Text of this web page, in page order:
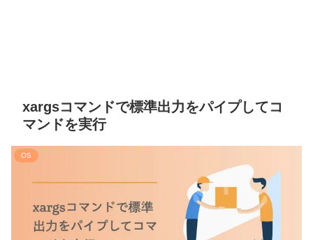
xargsコマンドで標準出力をパイプしてコ
マンドを実行
OS